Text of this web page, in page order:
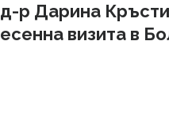
д-р Дарина
есенна визита в